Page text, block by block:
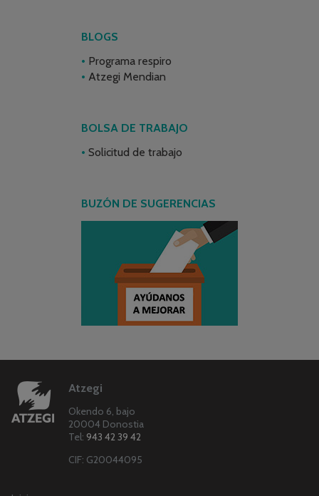
BLOGS
Programa respiro
Atzegi Mendian
BOLSA DE TRABAJO
Solicitud de trabajo
BUZÓN DE SUGERENCIAS
Atzegi
Okendo 6, bajo
20004 Donostia
Tel: 943 42 39 42
CIF: G20044095